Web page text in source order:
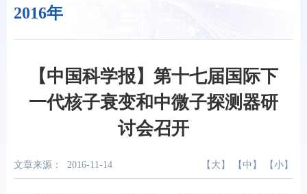
2016年
【中国科学报】第十七届国际下
一代核子衰变和中微子探测器研
讨会召开
文章来源： 2016-11-14 【 大 】 【 中 】 【 小 】